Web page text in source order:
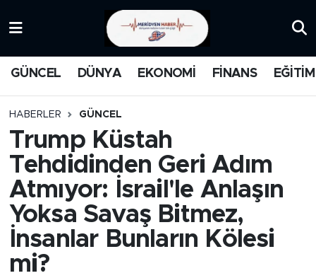
GÜNCEL DÜNYA EKONOMİ FİNANS EĞİTİM
HABERLER GÜNCEL
Trump Küstah
Tehdidinden Geri Adım
Atmıyor: İsrail'le Anlaşın
Yoksa Savaş Bitmez,
İnsanlar Bunların Kölesi
mi?
MEDYA
FİNANS
DÜNYA
GÜNCEL
Trafik Durumu
Süper Lig Puan Durumu ve Fikstür
Tüm Manşetler
Son Dakika Haberleri